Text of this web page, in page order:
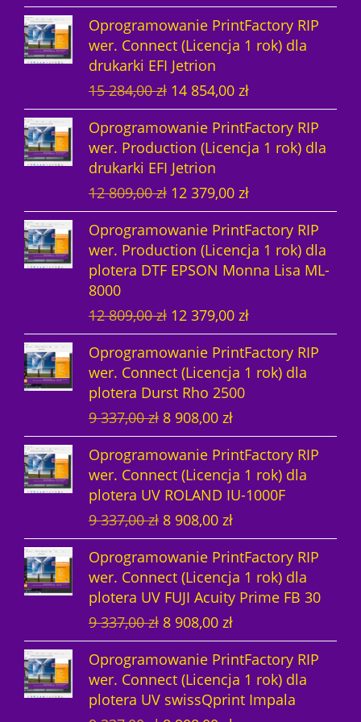
i
e
r
w
o
t
n
a
c
e
n
a
w
y
o
i
:
1
5
2
8
4
,
0
0
z
ł
.
k
t
u
l
n
a
c
n
a
w
y
n
i
:
5
4
,
z
ł
Oprogramowanie PrintFactory RIP
wer. Connect (Licencja 1 rok) dla
drukarki EFI Jetrion
15 284,00zł P
i
e
r
w
o
t
n
a
c
n
a
w
y
n
o
i
ł
:
1
5
2
8
4
,
0
0
14 854,00 złA
k
t
u
l
n
a
c
e
a
w
y
n
i
:
1
5
4
,
z
ł
Oprogramowanie PrintFactory RIP
wer. Production (Licencja 1 rok) dla
drukarki EFI Jetrion
12 809,00zł P
i
e
r
w
t
n
a
c
e
n
a
w
y
n
o
i
ł
:
1
2
8
0
12 379,00 złA
k
t
u
a
n
a
c
e
w
y
n
o
i
:
1
7
9
,
Oprogramowanie PrintFactory RIP
wer. Production (Licencja 1 rok) dla
plotera DTF EPSON Monna Lisa ML-
8000
12 809,00zł P
i
e
r
w
o
t
n
a
c
e
n
a
w
y
n
s
i
12 379,00 złA
k
t
u
n
a
c
e
a
w
y
n
i
:
Oprogramowanie PrintFactory RIP
wer. Connect (Licencja 1 rok) dla
plotera Durst Rho 2500
9 337,00zł P
i
e
r
w
o
t
n
a
c
e
n
a
w
y
8 908,00 złA
k
t
u
a
l
n
a
c
e
n
a
w
y
n
Oprogramowanie PrintFactory RIP
wer. Connect (Licencja 1 rok) dla
plotera UV ROLAND IU-1000F
9 337,00zł P
i
e
r
w
o
t
n
a
c
8 908,00 złA
k
t
u
a
l
n
a
c
e
Oprogramowanie PrintFactory RIP
wer. Connect (Licencja 1 rok) dla
plotera UV FUJI Acuity Prime FB 30
9 337,00zł P
i
e
r
w
8 908,00 złA
k
t
u
a
Oprogramowanie PrintFactory RIP
wer. Connect (Licencja 1 rok) dla
plotera UV swissQprint Impala